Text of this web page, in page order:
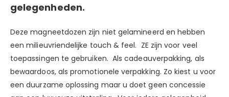
gelegenheden.
Deze magneetdozen zijn niet gelamineerd en hebben
een milieuvriendelijke touch & feel. ZE zijn voor veel
toepassingen te gebruiken. Als cadeauverpakking, als
bewaardoos, als promotionele verpakking. Zo kiest u voor
een duurzame oplossing maar u doet geen concessie